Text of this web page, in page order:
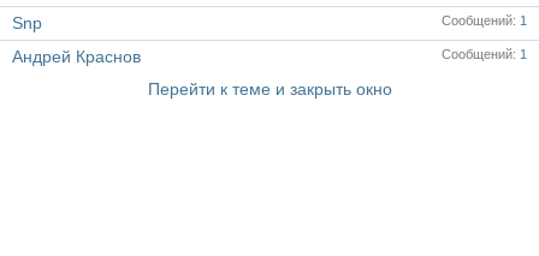
Сообщений 1
Snp
Сообщений 1
Андрей Краснов
Перейти к теме и закрыть окно